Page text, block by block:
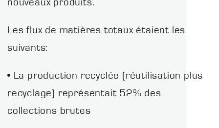
nouveaux produits.
Les flux de matières totaux étaient les
suivants:
• La production recyclée (réutilisation plus
recyclage) représentait 52% des
collections brutes